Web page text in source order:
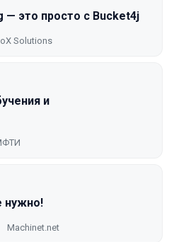
это просто с Bucket4j
Solutions
и
нужно!
Machinet.net